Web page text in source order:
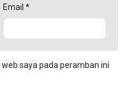
Email *
saya pada peramban ini